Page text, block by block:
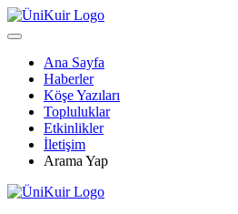
Ana Sayfa
Haberler
Köşe Yazıları
Topluluklar
Etkinlikler
İletişim
Arama Yap